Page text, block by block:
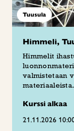
Tuusula
Himmeli,
Himmelit
valmistetaan
materiaaleista.
Kurssi alkaa
21.11.2026